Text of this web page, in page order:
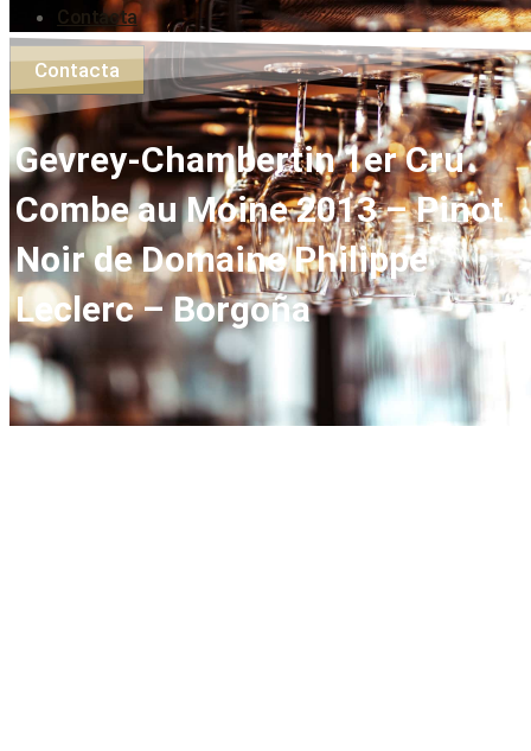
Contacta
Contacta
Gevrey-Chambertin 1er Cru
Combe au Moine 2013 – Pinot
Noir de Domaine Philippe
Leclerc – Borgoña